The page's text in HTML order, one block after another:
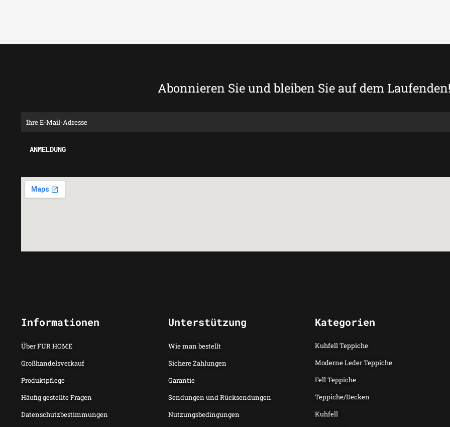
Abonnieren Sie und bleiben Sie auf dem
Informationen
Über FUR HOME
Großhandelsverkauf
Produktpflege
Häufig gestellte Fragen
Datenschutzbestimmungen
Unterstützung
Wie man bestellt
Sichere Zahlungen
Garantie
Sendungen und Rücksendungen
Nutzungsbedingungen
Kategorien
Kuhfell Teppiche
Moderne Leder Teppiche
Fell Teppiche
Teppiche/Decken
Kuhfell